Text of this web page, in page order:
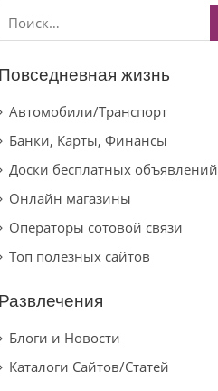
Повседневная жизнь
Автомобили/Транспорт
Банки, Карты, Финансы
Доски бесплатных объявлений
Онлайн магазины
Операторы сотовой связи
Топ полезных сайтов
Развлечения
Блоги и Новости
Каталоги Сайтов/Статей